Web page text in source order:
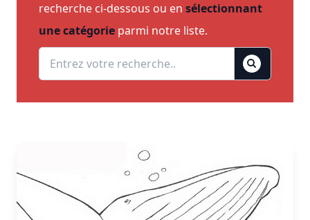
recherche ci-dessous ou en sélectionnant
une catégorie parmi notre liste.